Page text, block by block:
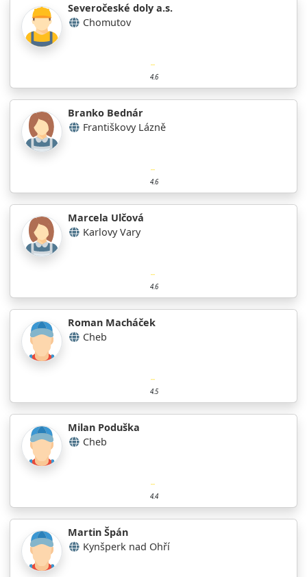
Severočeské doly a.s.
Chomutov
4.6
Branko Bednár
Františkovy Lázně
4.6
Marcela Ulčová
Karlovy Vary
4.6
Roman Macháček
Cheb
4.5
Milan Poduška
Cheb
4.4
Martin Špán
Kynšperk nad Ohří